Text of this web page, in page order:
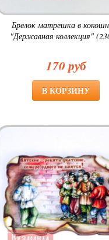
Брелок матрешка в
"Державная коллекция"
170 руб